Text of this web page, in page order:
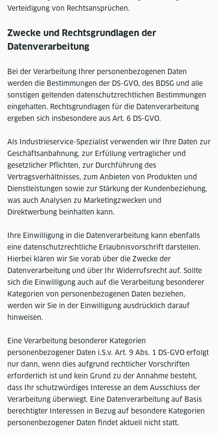
Verteidigung von Rechtsansprüchen.
Zwecke und Rechtsgrundlagen der
Datenverarbeitung
Bei der Verarbeitung Ihrer personenbezogenen Daten
werden die Bestimmungen der DS-GVO, des BDSG und alle
sonstigen geltenden datenschutzrechtlichen Bestimmungen
eingehalten. Rechtsgrundlagen für die Datenverarbeitung
ergeben sich insbesondere aus Art. 6 DS-GVO.
Als Industrieservice-Spezialist verwenden wir Ihre Daten zur
Geschäftsanbahnung, zur Erfüllung vertraglicher und
gesetzlicher Pflichten, zur Durchführung des
Vertragsverhältnisses, zum Anbieten von Produkten und
Dienstleistungen sowie zur Stärkung der Kundenbeziehung,
was auch Analysen zu Marketingzwecken und
Direktwerbung beinhalten kann.
Ihre Einwilligung in die Datenverarbeitung kann ebenfalls
eine datenschutzrechtliche Erlaubnisvorschrift darstellen.
Hierbei klären wir Sie vorab über die Zwecke der
Datenverarbeitung und über Ihr Widerrufsrecht auf. Sollte
sich die Einwilligung auch auf die Verarbeitung besonderer
Kategorien von personenbezogenen Daten beziehen,
werden wir Sie in der Einwilligung ausdrücklich darauf
hinweisen.
Eine Verarbeitung besonderer Kategorien
personenbezogener Daten i.S.v. Art. 9 Abs. 1 DS-GVO erfolgt
nur dann, wenn dies aufgrund rechtlicher Vorschriften
erforderlich ist und kein Grund zu der Annahme besteht,
dass Ihr schutzwürdiges Interesse an dem Ausschluss der
Verarbeitung überwiegt. Eine Datenverarbeitung auf Basis
berechtigter Interessen in Bezug auf besondere Kategorien
personenbezogener Daten findet aktuell nicht statt.